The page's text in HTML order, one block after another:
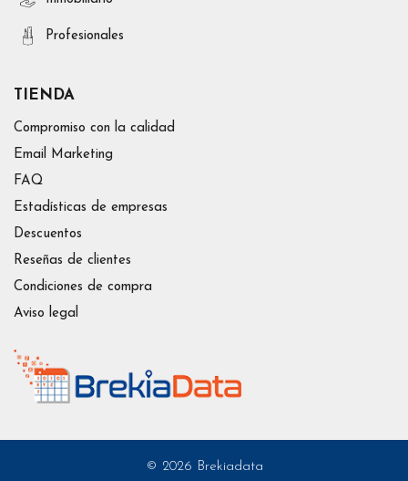
Profesionales
TIENDA
Compromiso con la calidad
Email Marketing
FAQ
Estadísticas de empresas
Descuentos
Reseñas de clientes
Condiciones de compra
Aviso legal
© 2026 Brekiadata